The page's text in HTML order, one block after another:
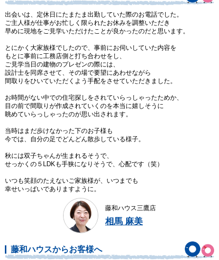
出会いは、定休日にたまたま出勤していた際のお電話でした。
ご主人様が仕事がお忙しく限られたお休みを調整いただき
早めに現地をご見学いただけたことが良かったのだと思います。
とにかく大家族様でしたので、事前にお伺いしていた内容を
もとに事前に工務店側と打ち合わせをし、
ご見学当日の建物のプレゼンの際には、
設計士を同席させて、その場で要望にあわせながら
間取りをひいていただくよう手配をさせていただきました。
お時間がない中での住宅探しをされていらっしゃったためか、
目の前で間取りが作成されていくのを本当に嬉しそうに
眺めていらっしゃったのが思い出されます。
当時はまだ歩けなかった下のお子様も
今では、自分の足でどんどん散歩している様子。
秋には双子ちゃんが生まれるそうで、
せっかくの５LDKも手狭になりそうで、心配です（笑）
いつも笑顔のたえないご家族様が、いつまでも
幸せいっぱいでありますように。
藤和ハウス三鷹店
相馬 麻美
藤和ハウスからお客様へ